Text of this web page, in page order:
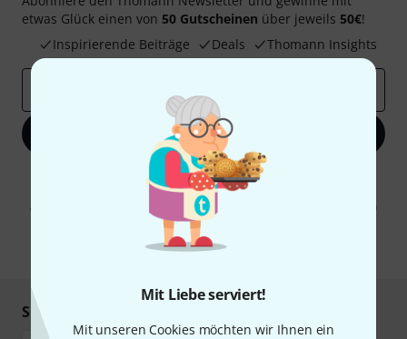
Mit Liebe serviert!
Mit unseren Cookies möchten wir Ihnen ein
etwas Glück einen von 50 Gutscheinen über jeweils 50€!
Inspirierende Beiträge
Deals Thomann Insights
Jetzt anmelden
Mit Klick auf „Jetzt anmelden“ stimmen Sie dem Erhalt von E-Mail-
Werbung und einer Messung des E-Mail-Nutzungsverhaltens zu. Die
Abmeldung ist jederzeit möglich. Weitere Informationen finden Sie in
unserenDatenschutzhinweisen
* Pflichtfeld
Sicher einkaufen & bezahlen